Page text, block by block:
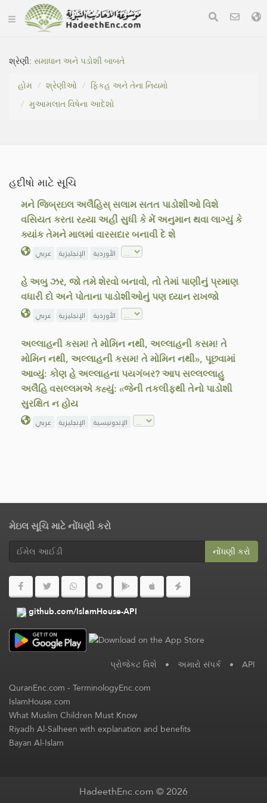
શ્રેણી:સમાધાન અને પડોશી બાબતે
હોમ
શ્રેણીઓ
ફિકહ અને તેના નિયમો
મુઆમલાત વિષેના આદેશો
હદીષો માટે સૂચિ
મને જિબ્રઇલ અલૈહિસ્ સલામ સતત પાડોશીઓ વિશે
વસિયત કરતા રહ્યા અહીં સુધી કે મેં અનુમાન થવા લાગ્યું કે
ક્યાંક તેમને માલમાં વારસદાર બનાવી દે શે
عربي الإنجليزية الأوردية
હે અબુ ઝર, જો તમે શેરવો બનાવો, તો તેમાં પાણીનું પ્રમાણ
વધારી દો અને પોતાના પાડોશીઓનું પણ ધ્યાન રાખજો
عربي الإنجليزية الأوردية
અલ્લાહની કસમ! તે મોમિન નથી, અલ્લાહની કસમ! તે
મોમિન નથી, અલ્લાહની કસમ! તે મોમિન નથી», પૂછવામાં
આવ્યું: કોણ હે અલ્લાહના પયગંબર? આપ સલ્લલ્લાહુ
અલૈહિ વસલ્લમએ કહ્યું: «જેની તકલીફથી તેનો પાડોશી
સુરક્ષિત ન હોય
عربي الإنجليزية الإندونيسية
મેઇલ સૂચિ માટે નોંધણી કરો
નોંધણી કરો
github.com/IslamHouse-API
પ્રોજેકટ વિશે • અમારો સંપર્ક • API
QuranEnc.com-TerminologyEnc.com
IslamHouse.com
What Muslim Children Must Know
Riyadh Al-Salheen with explanation and benefits
Bayan Al-Islam
HadeethEnc.com © 2026